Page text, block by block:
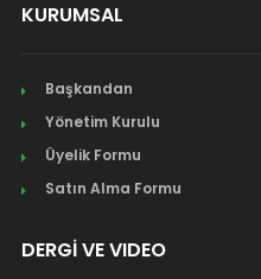
KURUMSAL
Başkandan
Yönetim Kurulu
Üyelik Formu
Satın Alma Formu
DERGİ VE VIDEO